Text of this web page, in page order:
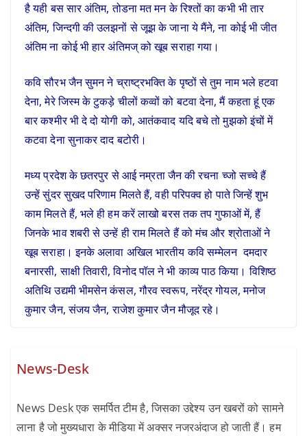
है यही बस सार अंतिम, तोडना मत मन के रिश्तों का कभी भी तार
अंतिम, जिन्दगी की उलझनों से जूझ के जाना ये मैंने, ना कोई भी जीत
अंतिम ना कोई भी हार अंतिमज् को खूब सराहा गया।
कवि सौरभ जैन सुमन ने च्राष्ट्रभक्ति के पृष्ठों से तुम नाम भले हटवा
देना, मेरे जिस्म के टुकड़े चीलों कव्वों को बटवा देना, मैं कहता हूं एक
बार कश्मीर भी दे दो योगी को, आतंकवाद यदि बचे तो मुझको इंचों में
कटवा देना सुनाकर दाद बटोरी।
मध्य प्रदेश के छतरपुर से आई नम्रता जैन की रचना च्जो सच्चे हैं
उन्हें सुंदर सुखद परिणाम मिलते हैं, वही परिपक्व हो पाते जिन्हें शुभ
काम मिलते हैं, भले ही हम करें लाखो बरस तक तप गुफाओं में, हैं
जिनके भाव शबरी से उन्हें ही राम मिलते हैं को मंच और श्रोताओं ने
खूब सराहा। इनके अलावा अखिल भारतीय कवि सम्मेलन दमदार
बनारसी, साक्षी तिवारी, विनोद पॉल ने भी काव्य पाठ किया। विशिष्ठ
अतिथि उद्यमी भीमसेन कंसल, गौरव स्वरूप, नरेंद्र गोयल, मनोज
कुमार जैन, संजय जैन, राजेश कुमार जैन मौजूद रहे।
News-Desk
News Desk एक समर्पित टीम है, जिसका उद्देश्य उन खबरों को सामने
लाना है जो मुख्यधारा के मीडिया में अक्सर नजरअंदाज हो जाती हैं। हम